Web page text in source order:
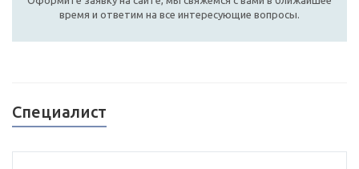
время и ответим на все интересующие вопросы.
Специалист